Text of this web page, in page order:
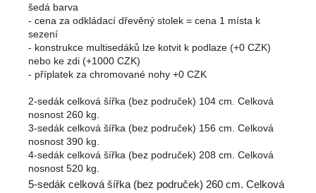
šedá barva
- cena za odkládací dřevěný stolek = cena 1 místa k
sezení
- konstrukce multisedáků lze kotvit k podlaze (+0 CZK)
nebo ke zdi (+1000 CZK)
- příplatek za chromované nohy +0 CZK
2-sedák celková šířka (bez područek) 104 cm. Celková
nosnost 260 kg.
3-sedák celková šířka (bez područek) 156 cm. Celková
nosnost 390 kg.
4-sedák celková šířka (bez područek) 208 cm. Celková
nosnost 520 kg.
5-sedák celková šířka (bez područek) 260 cm. Celková